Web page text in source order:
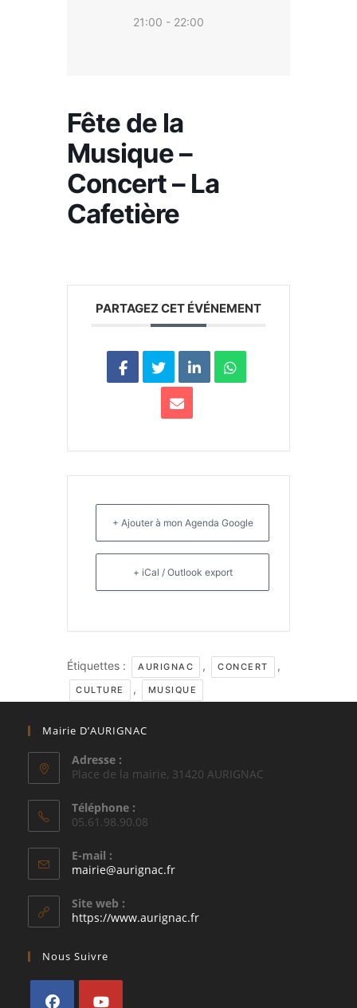
21:00 - 22:00
Fête de la
Musique –
Concert – La
Cafetière
PARTAGEZ CET ÉVÉNEMENT
+ Ajouter à mon Agenda Google
+ iCal / Outlook export
Étiquettes : AURIGNAC , CONCERT ,
CULTURE , MUSIQUE
Mairie D’AURIGNAC
Adresse :
Place de la mairie, 31420 AURIGNAC
Téléphone :
05.61.98.90.08
E-mail :
mairie@aurignac.frS’ouvre
application
Site web :
https://www.aurignac.fr
Nous Suivre